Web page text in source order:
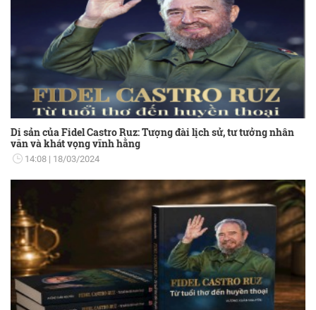
Di sản của Fidel Castro Ruz: Tượng đài lịch sử, tư tưởng nhân
văn và khát vọng vĩnh hằng
14:08 18/03/2024